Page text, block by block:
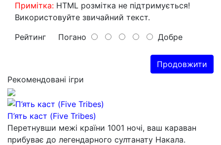
Примітка: HTML розмітка не підтримується!
Використовуйте звичайний текст.
Рейтинг Погано Добре
Продовжити
Рекомендовані ігри
П’ять каст (Five Tribes)
Перетнувши межі країни 1001 ночі, ваш караван
прибуває до легендарного султанату Накала.